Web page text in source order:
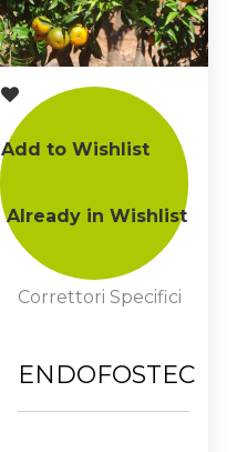
Add to Wishlist
Already in Wishlist
Correttori Specifici
ENDOFOSTEC